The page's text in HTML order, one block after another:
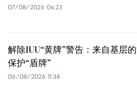
07/08/2026 04:23
解除IUU“黄牌”警告：来自基层
保护“盾牌”
06/08/2026 11:38